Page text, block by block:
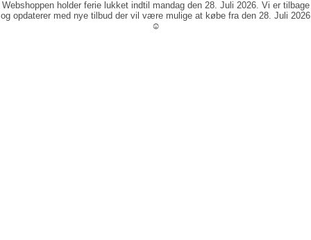
Webshoppen holder ferie lukket indtil mandag den 28. Juli 2026. Vi er tilbage
og opdaterer med nye tilbud der vil være mulige at købe fra den 28. Juli 2026
☺